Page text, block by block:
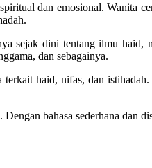
dan emosional. Wanita
sejak dini tentang ilmu
dan sebagainya.
haid, nifas, dan
bahasa sederhana dan